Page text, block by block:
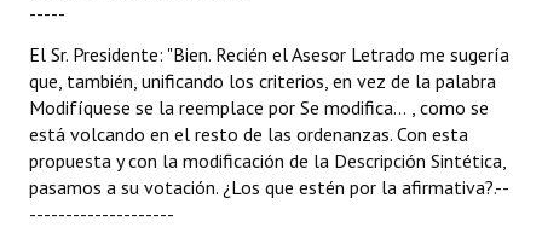
-----
El Sr. Presidente: "Bien. Recién el Asesor Letrado me sugería
que, también, unificando los criterios, en vez de la palabra
Modifíquese se la reemplace por Se modifica... , como se
está volcando en el resto de las ordenanzas. Con esta
propuesta y con la modificación de la Descripción Sintética,
pasamos a su votación. ¿Los que estén por la afirmativa?.--
--------------------